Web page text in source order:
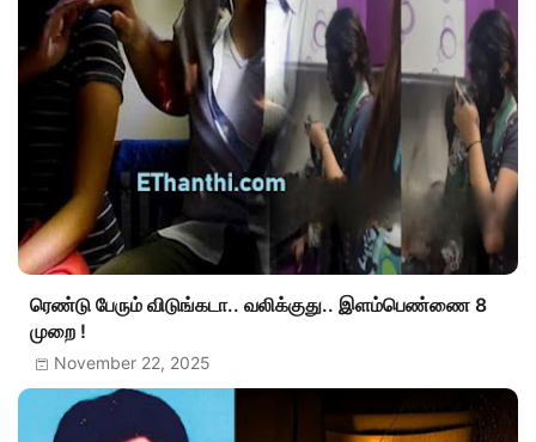
ரெண்டு பேரும் விடுங்கடா.. வலிக்குது.. இளம்பெண்ணை 8
முறை !
November 22, 2025